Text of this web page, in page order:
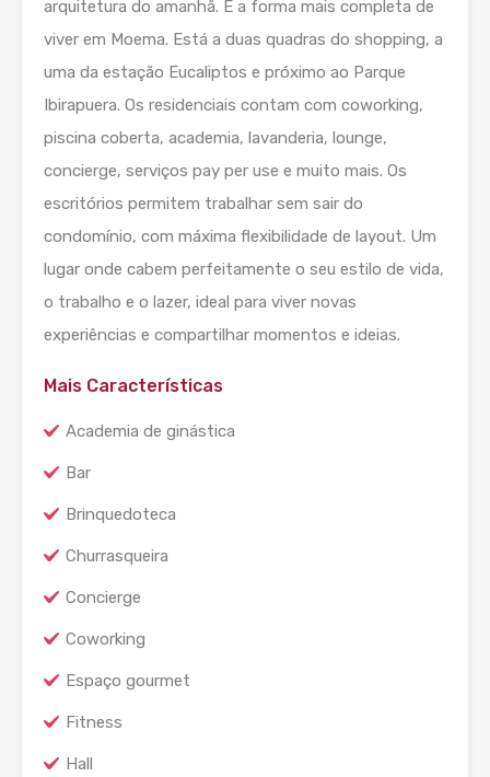
arquitetura do amanhã. É a forma mais completa de
viver em Moema. Está a duas quadras do shopping, a
uma da estação Eucaliptos e próximo ao Parque
Ibirapuera. Os residenciais contam com coworking,
piscina coberta, academia, lavanderia, lounge,
concierge, serviços pay per use e muito mais. Os
escritórios permitem trabalhar sem sair do
condomínio, com máxima flexibilidade de layout. Um
lugar onde cabem perfeitamente o seu estilo de vida,
o trabalho e o lazer, ideal para viver novas
experiências e compartilhar momentos e ideias.
Mais Características
Academia de ginástica
Bar
Brinquedoteca
Churrasqueira
Concierge
Coworking
Espaço gourmet
Fitness
Hall